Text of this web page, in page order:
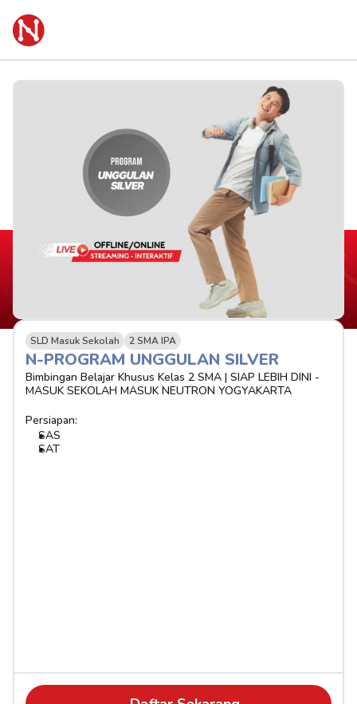
SLD Masuk Sekolah 2 SMA IPA
N-PROGRAM UNGGULAN SILVER
Bimbingan Belajar Khusus Kelas 2 SMA | SIAP LEBIH DINI -
MASUK SEKOLAH MASUK NEUTRON YOGYAKARTA
Persiapan:
SAS
SAT